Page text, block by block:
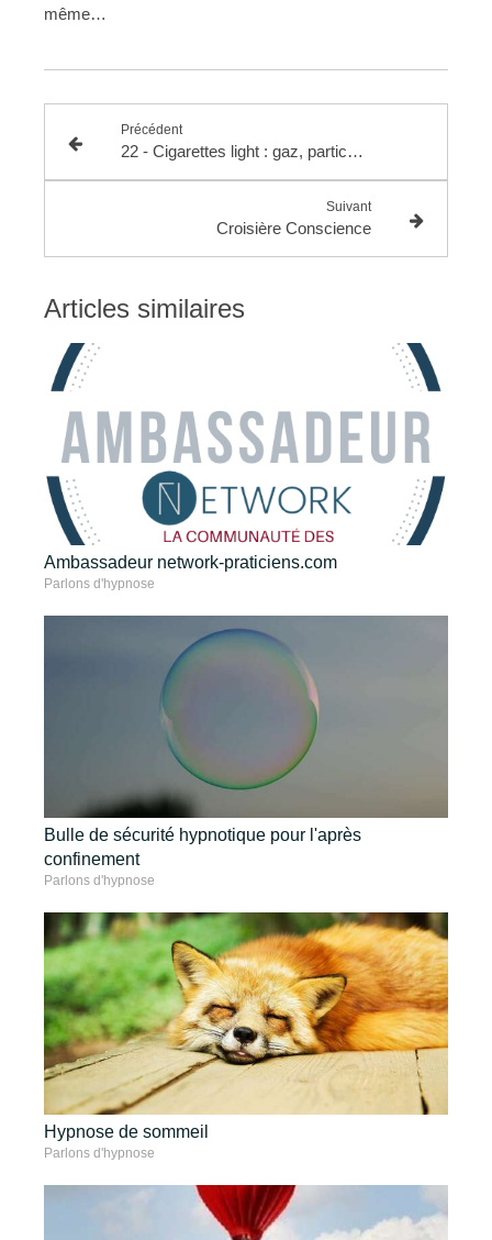
même…
Précédent
22 - Cigarettes light : gaz, particules et tricherie
Suivant
Croisière Conscience
Articles similaires
Ambassadeur network-praticiens.com
Parlons d'hypnose
Bulle de sécurité hypnotique pour l'après
confinement
Parlons d'hypnose
Hypnose de sommeil
Parlons d'hypnose